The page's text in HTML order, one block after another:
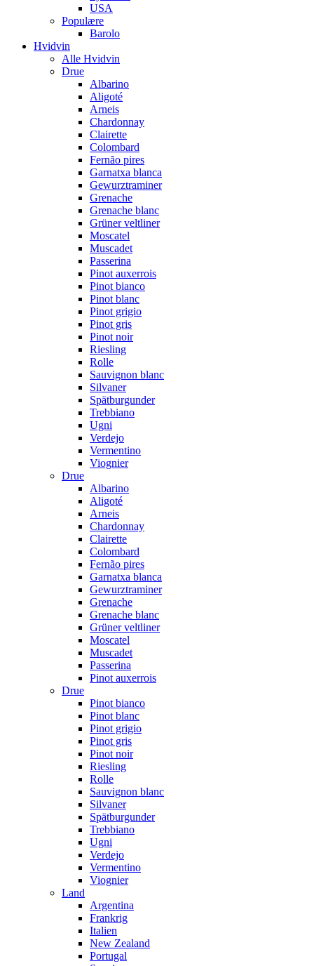
USA
Populære
Barolo
Hvidvin
Alle Hvidvin
Drue
Albarino
Aligoté
Arneis
Chardonnay
Clairette
Colombard
Fernão pires
Garnatxa blanca
Gewurztraminer
Grenache
Grenache blanc
Grüner veltliner
Moscatel
Muscadet
Passerina
Pinot auxerrois
Pinot bianco
Pinot blanc
Pinot grigio
Pinot gris
Pinot noir
Riesling
Rolle
Sauvignon blanc
Silvaner
Spätburgunder
Trebbiano
Ugni
Verdejo
Vermentino
Viognier
Drue
Albarino
Aligoté
Arneis
Chardonnay
Clairette
Colombard
Fernão pires
Garnatxa blanca
Gewurztraminer
Grenache
Grenache blanc
Grüner veltliner
Moscatel
Muscadet
Passerina
Pinot auxerrois
Drue
Pinot bianco
Pinot blanc
Pinot grigio
Pinot gris
Pinot noir
Riesling
Rolle
Sauvignon blanc
Silvaner
Spätburgunder
Trebbiano
Ugni
Verdejo
Vermentino
Viognier
Land
Argentina
Frankrig
Italien
New Zealand
Portugal